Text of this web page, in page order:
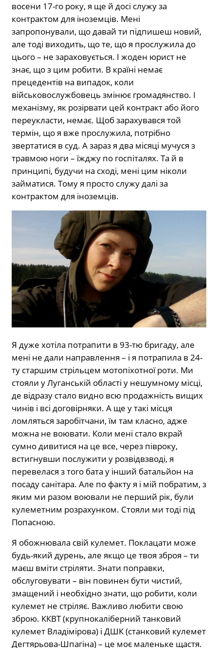
восени 17-го року, я ще й досі служу за
контрактом для іноземців. Мені
запропонували, що давай ти підпишеш новий,
але тоді виходить, що те, що я прослужила до
цього – не зараховується. І жоден юрист не
знає, що з цим робити. В країні немає
прецедентів на випадок, коли
військовослужбовець змінює громадянство. І
механізму, як розірвати цей контракт або його
переукласти, немає. Щоб зарахувався той
термін, що я вже прослужила, потрібно
звертатися в суд. А зараз я два місяці мучуся з
травмою ноги – їжджу по госпіталях. Та й в
принципі, будучи на сході, мені цим ніколи
займатися. Тому я просто служу далі за
контрактом для іноземців.
Я дуже хотіла потрапити в 93-тю бригаду, але
мені не дали направлення – і я потрапила в 24-
ту старшим стрільцем мотопіхотної роти. Ми
стояли у Луганській області у нешумному місці,
де відразу стало видно всю продажність вищих
чинів і всі договірняки. А ще у такі місця
ломляться заробітчани, їм там класно, адже
можна не воювати. Коли мені стало вкрай
сумно дивитися на це все, через півроку,
встигнувши послужити у розвідвзводі, я
перевелася з того бата у інший батальйон на
посаду санітара. Але по факту я і мій побратим, з
яким ми разом воювали не перший рік, були
кулеметним розрахунком. Стояли ми тоді під
Попасною.
Я обожнювала свій кулемет. Поклацати може
будь-який дурень, але якщо це твоя зброя – ти
маєш вміти стріляти. Знати поправки,
обслуговувати – він повинен бути чистий,
змащений і необхідно знати, що робити, коли
кулемет не стріляє. Важливо любити свою
зброю. ККВТ (крупнокаліберний танковий
кулемет Владімірова) і ДШК (станковий кулемет
Дегтярьова-Шпагіна) – це моє маленьке щастя.